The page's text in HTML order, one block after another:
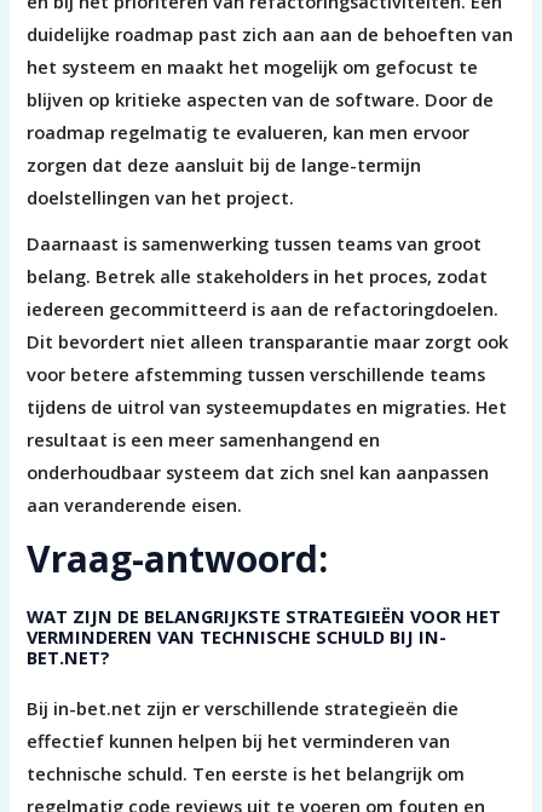
duidelijke roadmap past zich aan aan de behoeften van
het systeem en maakt het mogelijk om gefocust te
blijven op kritieke aspecten van de software. Door de
roadmap regelmatig te evalueren, kan men ervoor
zorgen dat deze aansluit bij de lange-termijn
doelstellingen van het project.
Daarnaast is samenwerking tussen teams van groot
belang. Betrek alle stakeholders in het proces, zodat
iedereen gecommitteerd is aan de refactoringdoelen.
Dit bevordert niet alleen transparantie maar zorgt ook
voor betere afstemming tussen verschillende teams
tijdens de uitrol van systeemupdates en migraties. Het
resultaat is een meer samenhangend en
onderhoudbaar systeem dat zich snel kan aanpassen
aan veranderende eisen.
Vraag-antwoord:
WAT ZIJN DE BELANGRIJKSTE STRATEGIEËN VOOR HET
VERMINDEREN VAN TECHNISCHE SCHULD BIJ IN-
BET.NET?
Bij in-bet.net zijn er verschillende strategieën die
effectief kunnen helpen bij het verminderen van
technische schuld. Ten eerste is het belangrijk om
regelmatig code reviews uit te voeren om fouten en